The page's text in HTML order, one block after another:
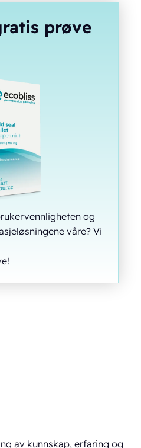
prøve
og
våre? Vi
av kunnskap, erfaring og